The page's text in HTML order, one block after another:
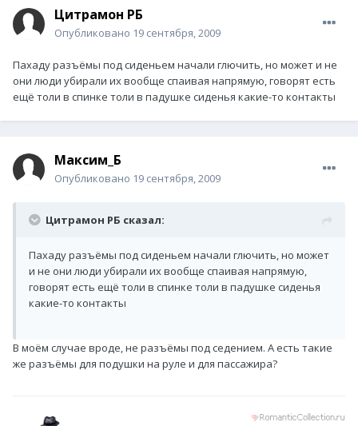
Цитрамон РБ
Опубликовано 19 сентября, 2009
Пахаду разъёмы под сиденьем начали глючить, но может и не
они люди убирали их вообще спаивая напрямую, говорят есть
ещё толи в спинке толи в падушке сиденья какие-то контакты
Максим_Б
Опубликовано 19 сентября, 2009
Цитрамон РБ сказал:
Пахаду разъёмы под сиденьем начали глючить, но может
и не они люди убирали их вообще спаивая напрямую,
говорят есть ещё толи в спинке толи в падушке сиденья
какие-то контакты
В моём случае вроде, не разъёмы под седением. А есть такие
же разъёмы для подушки на руле и для пассажира?